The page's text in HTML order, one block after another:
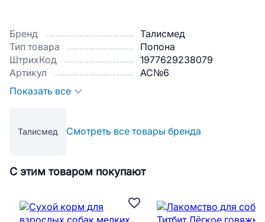
Бренд
Талисмед
Тип товара
Попона
ШтрихКод
1977629238079
Артикул
АС№6
Показать все
Талисмед Смотреть все товары бренда
С этим товаром покупают